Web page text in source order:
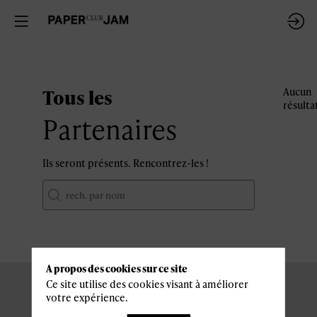
Tous les
Partenaires
Ils seront présents. Rencontrez-les !
Aucun
A propos des cookies sur ce site
Ce site utilise des cookies visant à améliorer
votre expérience.